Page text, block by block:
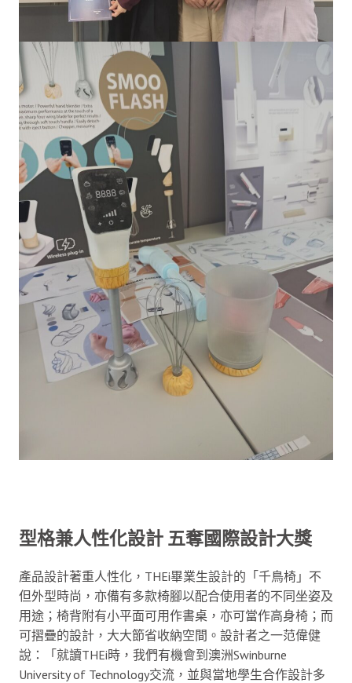
型格兼人性化設計 五奪國際設計大獎
產品設計著重人性化，THEi畢業生設計的「千鳥椅」不
但外型時尚，亦備有多款椅腳以配合使用者的不同坐姿及
用途；椅背附有小平面可用作書桌，亦可當作高身椅；而
可摺疊的設計，大大節省收納空間。設計者之一范偉健
說：「就讀THEi時，我們有機會到澳洲Swinburne
University of Technology交流，並與當地學生合作設計多